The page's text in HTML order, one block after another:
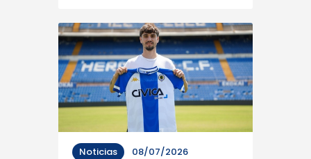
Noticias 08/07/2026